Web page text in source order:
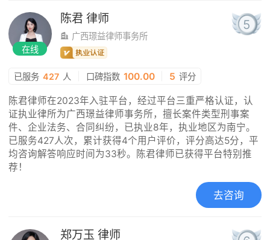
在线
陈君 律师
广西璟益律师事务所
5
已服务 427 人 口碑指数 100.00 5 评分
陈君律师在2023年入驻平台，经过平台三重严格认证，认
证执业律所为广西璟益律师事务所，擅长案件类型刑事案
件、企业法务、合同纠纷，已执业8年，执业地区为南宁。
已服务427人次，累计获得4个用户评价，评分高达5分，平
均咨询解答响应时间为33秒。陈君律师已获得平台特别推
荐！
去咨询
郑万玉 律师